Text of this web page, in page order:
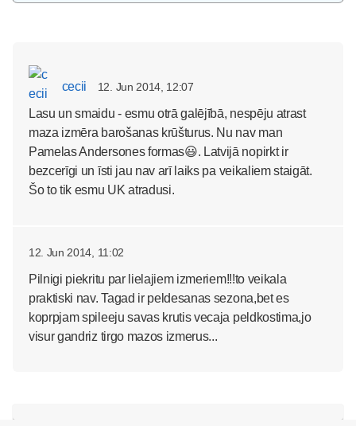
cecii 12. Jun 2014, 12:07
Lasu un smaidu - esmu otrā galējībā, nespēju atrast
maza izmēra barošanas krūšturus. Nu nav man
Pamelas Andersones formas😃. Latvijā nopirkt ir
bezcerīgi un īsti jau nav arī laiks pa veikaliem staigāt.
Šo to tik esmu UK atradusi.
12. Jun 2014, 11:02
Pilnigi piekritu par lielajiem izmeriem!!!to veikala
praktiski nav. Tagad ir peldesanas sezona,bet es
koprpjam spileeju savas krutis vecaja peldkostima,jo
visur gandriz tirgo mazos izmerus...